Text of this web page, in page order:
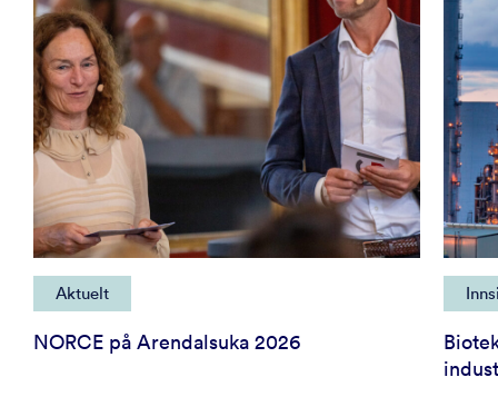
Aktuelt
NORCE på Arendalsuka 2026